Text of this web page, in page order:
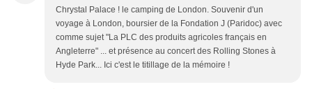
Chrystal Palace ! le camping de London. Souvenir d'un
voyage à London, boursier de la Fondation J (Paridoc) avec
comme sujet "La PLC des produits agricoles français en
Angleterre" ... et présence au concert des Rolling Stones à
Hyde Park... Ici c'est le titillage de la mémoire !